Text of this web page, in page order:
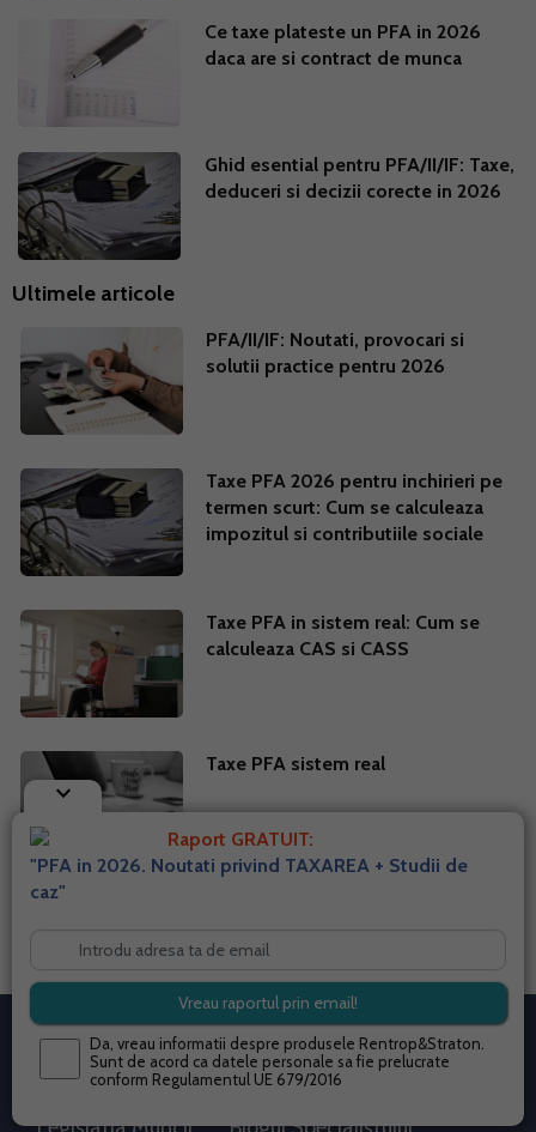
Ce taxe plateste un PFA in 2026
daca are si contract de munca
Ghid esential pentru PFA/II/IF: Taxe,
deduceri si decizii corecte in 2026
Ultimele articole
PFA/II/IF: Noutati, provocari si
solutii practice pentru 2026
Taxe PFA 2026 pentru inchirieri pe
termen scurt: Cum se calculeaza
impozitul si contributiile sociale
Taxe PFA in sistem real: Cum se
calculeaza CAS si CASS
Taxe PFA sistem real
keyboard_arrow_down
Raport GRATUIT:
"PFA in 2026. Noutati privind TAXAREA + Studii de
caz"
Da, vreau informatii despre produsele Rentrop&Straton.
Sunt de acord ca datele personale sa fie prelucrate
conform Regulamentul UE 679/2016
Info tva Fiscalitate
Contabilitate Timp liber